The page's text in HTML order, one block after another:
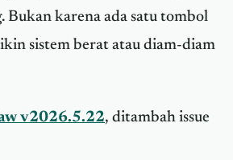
karena ada satu tombol
sistem berat atau diam-diam
v2026.5.22, ditambah issue